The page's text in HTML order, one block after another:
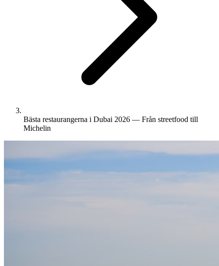
Bästa restaurangerna i Dubai 2026 — Från streetfood till
Michelin